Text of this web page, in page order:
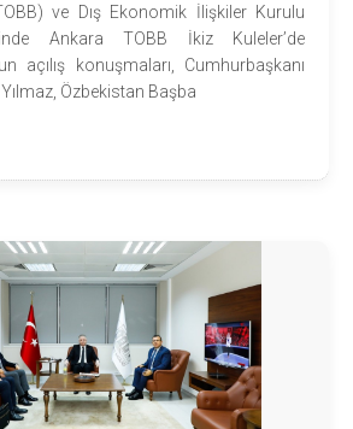
ve Dış Ekonomik İlişkiler Kurulu
Ankara TOBB İkiz Kuleler’de
açılış konuşmaları, Cumhurbaşkanı
Yılmaz, Özbekistan Başba